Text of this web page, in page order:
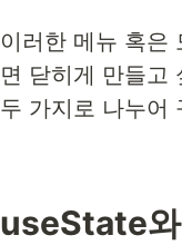
이러한 메뉴 혹은
면 닫히게 만들고
두 가지로 나누어
useState